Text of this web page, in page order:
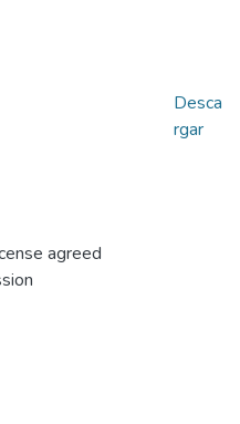
agreed
Desca
rgar